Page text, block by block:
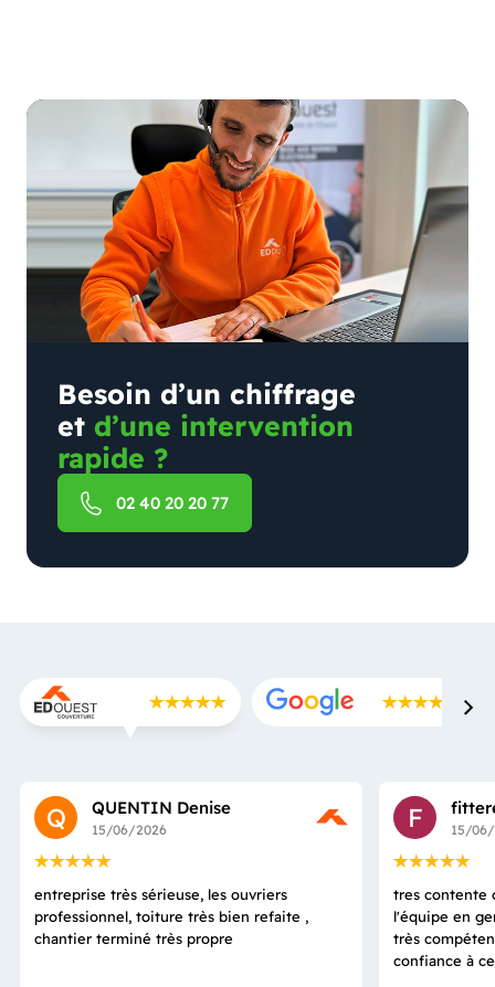
Besoin d’un chiffrage
et d’une intervention
rapide ?
02 40 20 20 77
Q QUENTIN Denise
15/06/2026
entreprise très sérieuse, les ouvriers
professionnel, toiture très bien refaite ,
chantier terminé très propre
F 15/
tres contente
l'équipe en
très
confiance à